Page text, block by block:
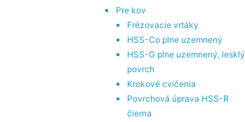
Pre kov
Frézovacie vrtáky
HSS-Co plne uzemnený
HSS-G plne uzemnený, lesklý
povrch
Krokové cvičenia
Povrchová úprava HSS-R
čierna